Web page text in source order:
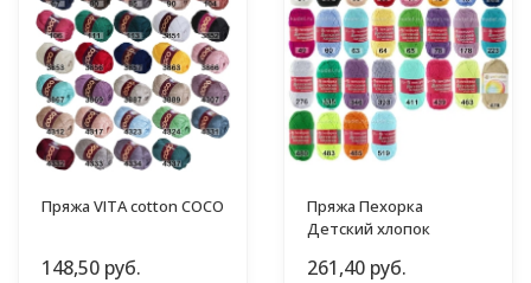
Пряжа VITA cotton COCO
148,50 руб.
Пряжа Пехорка
Детский хлопок
261,40 руб.